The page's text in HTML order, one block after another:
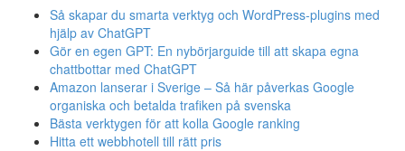
Så skapar du smarta verktyg och WordPress-plugins med
hjälp av ChatGPT
Gör en egen GPT: En nybörjarguide till att skapa egna
chattbottar med ChatGPT
Amazon lanserar i Sverige – Så här påverkas Google
organiska och betalda trafiken på svenska
Bästa verktygen för att kolla Google ranking
Hitta ett webbhotell till rätt pris